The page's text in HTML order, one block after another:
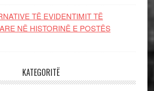
TË EVIDENTIMIT TË
NË HISTORINË E POSTËS
KATEGORITË